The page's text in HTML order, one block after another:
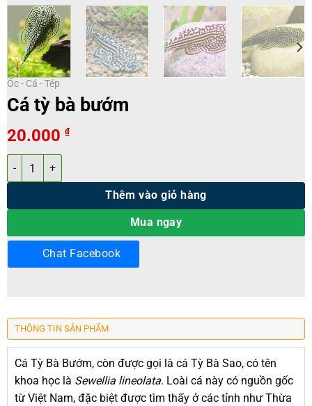
Ốc - Cá - Tép
Cá tỳ bà bướm
20.000 ₫
Cá tỳ bà bướm số lượng
Thêm vào giỏ hàng
Mua ngay
Chat Facebook
THÔNG TIN SẢN PHẨM
Cá Tỳ Bà Bướm, còn được gọi là cá Tỳ Bà Sao, có tên
khoa học là Sewellia lineolata. Loài cá này có nguồn gốc
từ Việt Nam, đặc biệt được tìm thấy ở các tỉnh như Thừa